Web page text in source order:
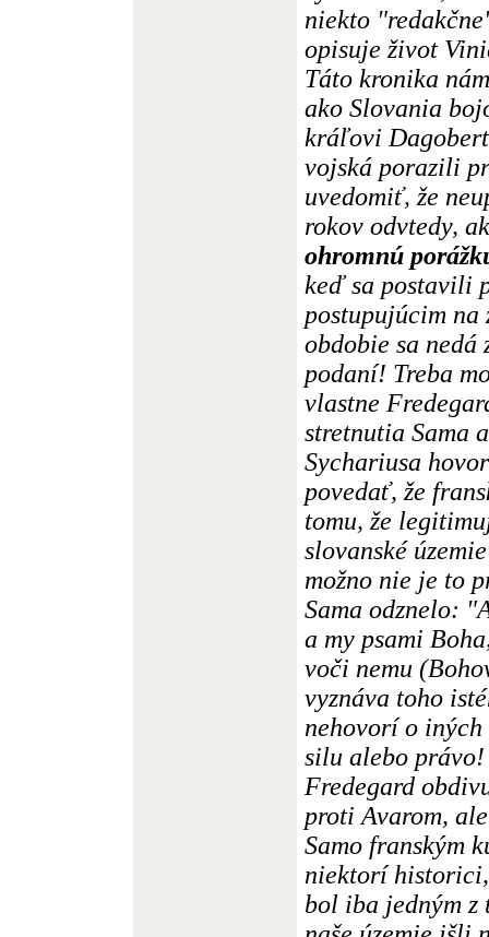
niekto
opisuje život
Táto kronika
ako Slovania
kráľovi
vojská porazili
uvedomiť, že
rokov odvtedy,
ohromnú
keď sa postavili
postupujúcim na
obdobie sa nedá
podaní! Treba
vlastne
stretnutia Sama
Sychariusa
povedať, že
tomu, že
slovanské
možno nie je to
Sama odznelo:
a my psami
voči nemu
vyznáva toho
nehovorí o
silu alebo právo!
Fredegard
proti Avarom,
Samo franským
niektorí
bol iba jedným z